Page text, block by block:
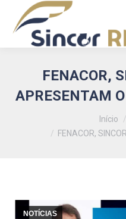
FENACOR,
APRESENTAM
Início
FENACOR,
NOTÍCIAS